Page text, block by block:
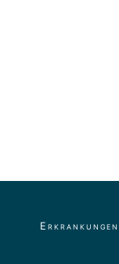
Erkrankungen